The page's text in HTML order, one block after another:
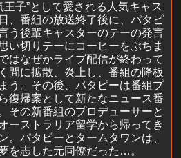
子”として愛される人気キャス
、番組の放送終了後に、パタピ
う後輩キャスターのテーの発言
い切りテーにコーヒーをぶちま
はなぜかライブ配信が終わって
間に拡散、炎上し、番組の降板
う。その後、パタピーは番組プ
復帰案として新たなニュース番
その新番組のプロデューサーと
ーストラリア留学から帰ってき
。パタピーとタームタワンは、
を志した元同僚だった…。